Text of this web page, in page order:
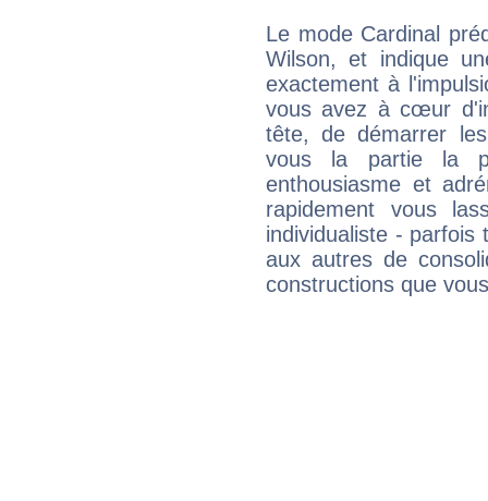
Le mode Cardinal
Wilson, et indique
exactement à
vous avez à cœur
tête, de démarrer
vous la partie la
enthousiasme et
rapidement vous
individualiste -
aux autres de
constructions que